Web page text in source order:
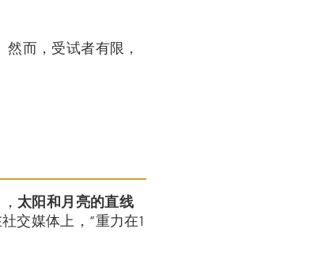
而，受试者有限，
太阳和月亮的直线
交媒体上，“重力在1